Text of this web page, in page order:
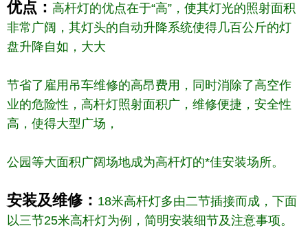
优点： 高杆灯的优点在于“高”，使其灯光的照射面积
非常广阔，其灯头的自动升降系统使得几百公斤的灯
盘升降自如，大大
节省了雇用吊车维修的高昂费用，同时消除了高空作
业的危险性，高杆灯照射面积广，维修便捷，安全性
高，使得大型广场，
公园等大面积广阔场地成为高杆灯的*佳安装场所。
安装及维修： 18米高杆灯多由二节插接而成，下面
以三节25米高杆灯为例，简明安装细节及注意事项。